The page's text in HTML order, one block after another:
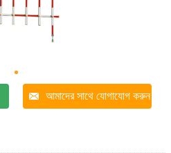
আমাদের সাথে যোগাযোগ করুন